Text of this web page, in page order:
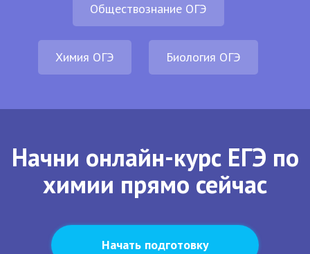
Обществознание ОГЭ
Химия ОГЭ Биология ОГЭ
Начни онлайн-курс ЕГЭ по
химии прямо сейчас
Начать подготовку